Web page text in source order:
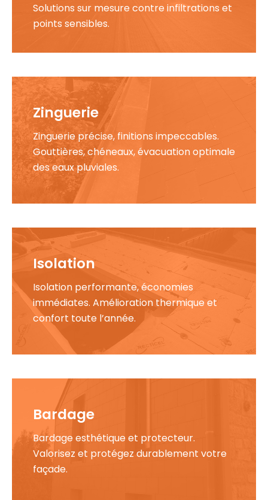
Solutions sur mesure contre infiltrations et
points sensibles.
Zinguerie
Zinguerie précise, finitions impeccables.
Gouttières, chéneaux, évacuation optimale
des eaux pluviales.
Isolation
Isolation performante, économies
immédiates. Amélioration thermique et
confort toute l’année.
Bardage
Bardage esthétique et protecteur.
Valorisez et protégez durablement votre
façade.